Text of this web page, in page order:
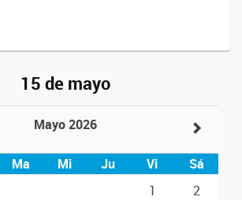
15 de mayo
Mayo 2026
Ma Mi Ju Vi
Sá
1
2